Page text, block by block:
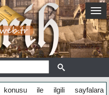
ile ilgili sayfalara